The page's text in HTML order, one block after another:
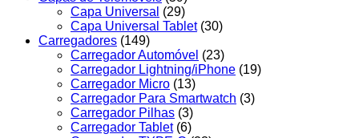
Capa Universal (29)
Capa Universal Tablet (30)
Carregadores (149)
Carregador Automóvel (23)
Carregador Lightning/iPhone (19)
Carregador Micro (13)
Carregador Para Smartwatch (3)
Carregador Pilhas (3)
Carregador Tablet (6)